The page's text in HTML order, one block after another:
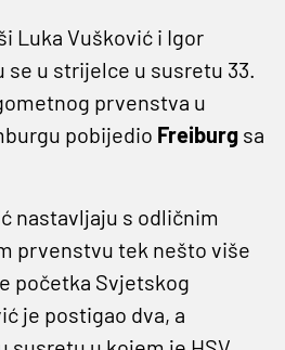
Luka Vušković i Igor
se u strijelce u susretu 33.
prvenstva u
pobijedio Freiburg sa
nastavljaju s odličnim
prvenstvu tek nešto više
početka Svjetskog
je postigao dva, a